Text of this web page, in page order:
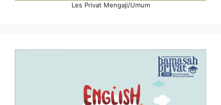
Les Privat Mengaji/Umum